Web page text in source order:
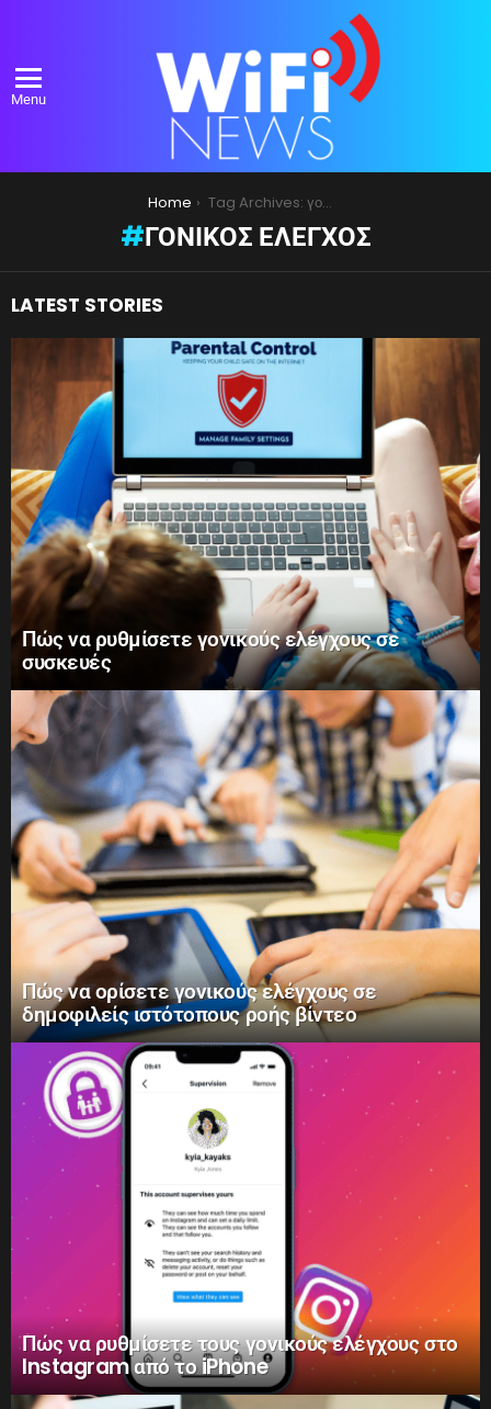
Menu
Home Tag Archives: γονικός έλεγχος
ΓΟΝΙΚΌΣ ΈΛΕΓΧΟΣ
LATEST STORIES
Πώς να ρυθμίσετε γονικούς ελέγχους σε
συσκευές
Πώς να ορίσετε γονικούς ελέγχους σε
δημοφιλείς ιστότοπους ροής βίντεο
Πώς να ρυθμίσετε τους γονικούς ελέγχους στο
Instagram από το iPhone